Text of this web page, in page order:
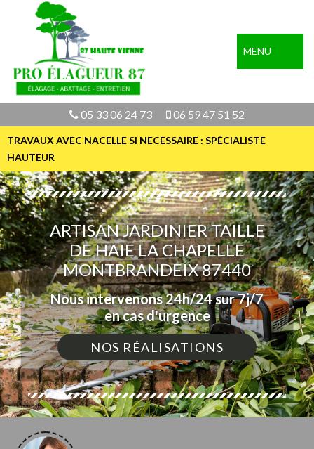
MENU
05 33 06 24 73 06 59 47 51 52
TRAVAUX AVEC NACELLE SI NECESSAIRE : SPÉCIALISTE
HAUTEUR
ARTISAN JARDINIER TAILLE
DE HAIE LA CHAPELLE
MONTBRANDEIX 87440
Nous intervenons 24h/24 sur 7j/7
en cas d'urgence
NOS RÉALISATIONS